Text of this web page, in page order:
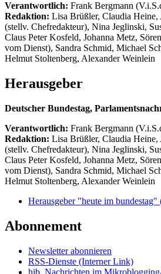
Verantwortlich: Frank Bergmann
Redaktion: Lisa Brüßler, Claudia
(stellv. Chefredakteur), Nina Jeglinski,
Claus Peter Kosfeld, Johanna Metz,
vom Dienst), Sandra Schmid, Michael
Helmut Stoltenberg, Alexander Weinlein
Herausgeber
Deutscher Bundestag,
Verantwortlich: Frank Bergmann
Redaktion: Lisa Brüßler, Claudia
(stellv. Chefredakteur), Nina Jeglinski,
Claus Peter Kosfeld, Johanna Metz,
vom Dienst), Sandra Schmid, Michael
Helmut Stoltenberg, Alexander Weinlein
Herausgeber "heute im bundestag"
Abonnement
Newsletter abonnieren
RSS-Dienste (Interner Link)
hib_Nachrichten im